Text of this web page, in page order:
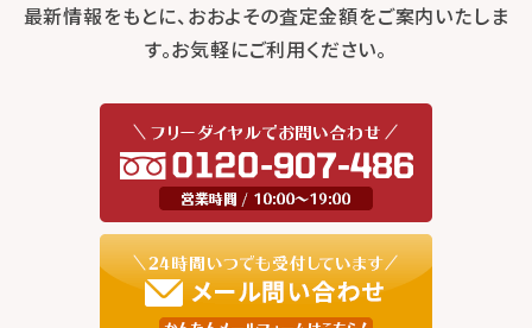
最新情報をもとに、おおよその査定金額をご案内いたしま
す。お気軽にご利用ください。